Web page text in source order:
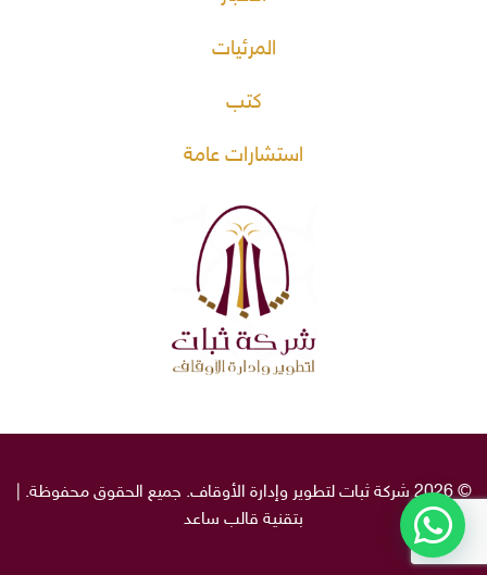
المرئيات
كتب
استشارات عامة
© 2026 شركة ثبات لتطوير وإدارة الأوقاف. جميع الحقوق محفوظة. |
بتقنية قالب ساعد